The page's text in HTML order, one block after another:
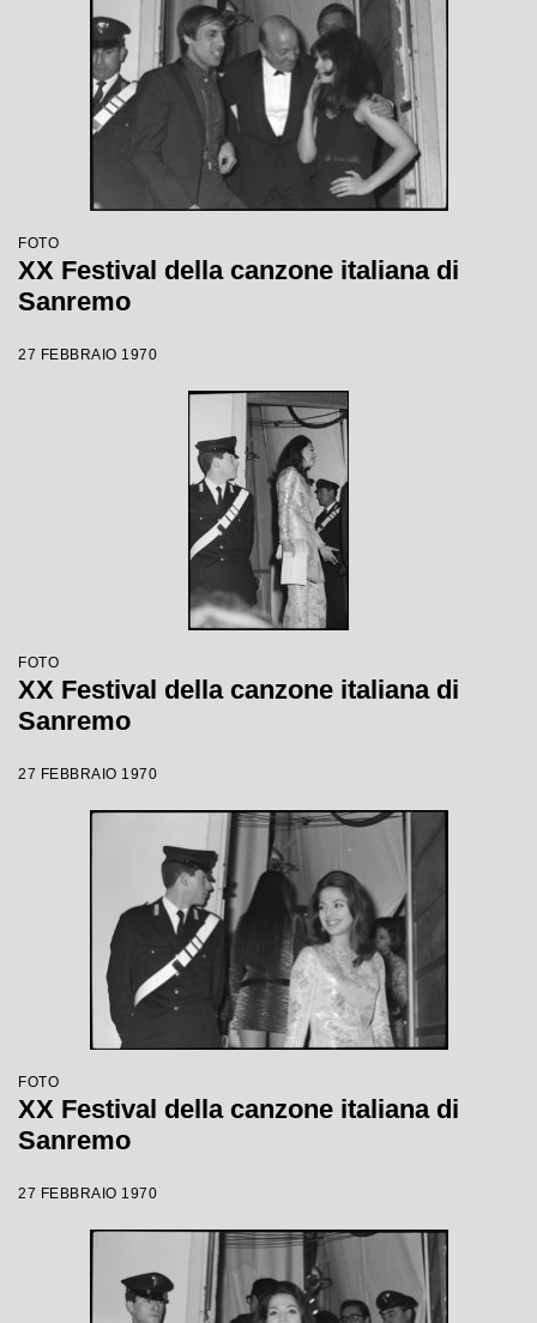
FOTO
XX Festival della canzone italiana di
Sanremo
27 FEBBRAIO 1970
FOTO
XX Festival della canzone italiana di
Sanremo
27 FEBBRAIO 1970
FOTO
XX Festival della canzone italiana di
Sanremo
27 FEBBRAIO 1970